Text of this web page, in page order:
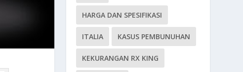
HARGA DAN SPESIFIKASI
ITALIA KASUS PEMBUNUHAN
KEKURANGAN RX KING